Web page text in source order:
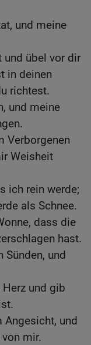
und meine
und übel vor dir
in deinen
richtest.
und meine
Verborgenen
Weisheit
ich rein werde;
als Schnee.
dass die
hast.
Sünden, und
und gib
und
mir.